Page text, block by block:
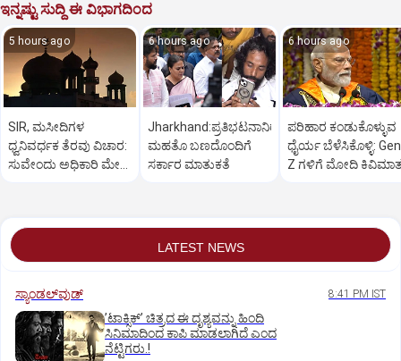
ಇನ್ನಷ್ಟು ಸುದ್ದಿ ಈ ವಿಭಾಗದಿಂದ
5 hours ago
SIR, ಮಸೀದಿಗಳ
ಧ್ವನಿವರ್ಧಕ ತೆರವು ವಿಚಾರ:
ಸುವೇಂದು ಅಧಿಕಾರಿ ಮೇಲೆ
6 hours ago
Jharkhand:ಪ್ರತಿಭಟನಾನಿರತ
ಮಹತೊ ಬಣದೊಂದಿಗೆ
ಸರ್ಕಾರ ಮಾತುಕತೆ
6 hours ago
ಪರಿಹಾರ ಕಂಡುಕೊಳ್ಳುವ
ಧೈರ್ಯ ಬೆಳೆಸಿಕೊಳ್ಳಿ:
Z ಗಳಿಗೆ ಮೋದಿ
LATEST NEWS
ಸ್ಯಾಂಡಲ್‌ವುಡ್‌ 8:41 PM IST
ʼಟಾಕ್ಸಿಕ್‌ʼ ಚಿತ್ರದ ಈ ದೃಶ್ಯವನ್ನು ಹಿಂದಿ
ಸಿನಿಮಾದಿಂದ ಕಾಪಿ ಮಾಡಲಾಗಿದೆ ಎಂದ
ನೆಟ್ಟಿಗರು.!